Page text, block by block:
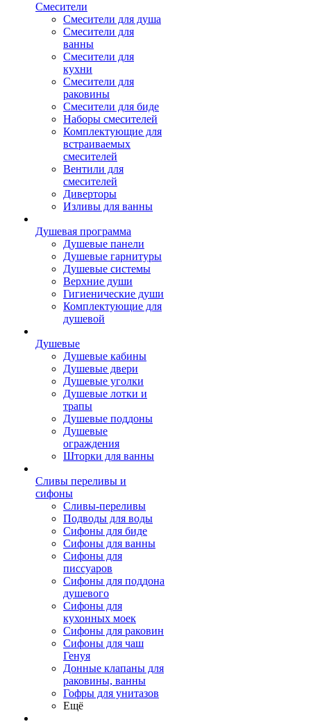
Смесители
Смесители для душа
Смесители для
ванны
Смесители для
кухни
Смесители для
раковины
Смесители для биде
Наборы смесителей
Комплектующие для
встраиваемых
смесителей
Вентили для
смесителей
Диверторы
Изливы для ванны
Душевая программа
Душевые панели
Душевые гарнитуры
Душевые системы
Верхние души
Гигиенические души
Комплектующие для
душевой
Душевые
Душевые кабины
Душевые двери
Душевые уголки
Душевые лотки и
трапы
Душевые поддоны
Душевые
ограждения
Шторки для ванны
Сливы переливы и
сифоны
Сливы-переливы
Подводы для воды
Сифоны для биде
Сифоны для ванны
Сифоны для
писсуаров
Сифоны для поддона
душевого
Сифоны для
кухонных моек
Сифоны для раковин
Сифоны для чаш
Генуя
Донные клапаны для
раковины, ванны
Гофры для унитазов
Ещё